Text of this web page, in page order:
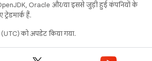
Oracle और/या इससे जुड़ी हुई कंपनियों के
ट्रेडमार्क हैं.
को अपडेट किया गया.